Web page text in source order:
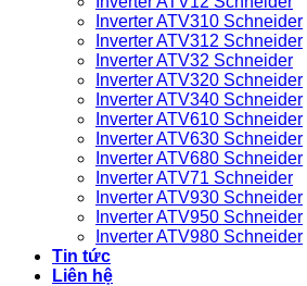
Inverter ATV310 Schneider
Inverter ATV312 Schneider
Inverter ATV32 Schneider
Inverter ATV320 Schneider
Inverter ATV340 Schneider
Inverter ATV610 Schneider
Inverter ATV630 Schneider
Inverter ATV680 Schneider
Inverter ATV71 Schneider
Inverter ATV930 Schneider
Inverter ATV950 Schneider
Inverter ATV980 Schneider
Tin tức
Liên hệ